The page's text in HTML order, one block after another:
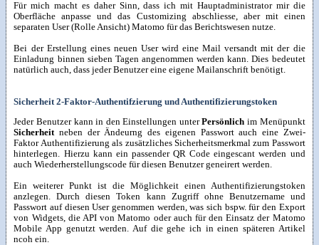
Für mich macht es daher Sinn, dass ich mit Hauptadministrator mir die
Oberfläche anpasse und das Customizing abschliesse, aber mit einen
separaten User (Rolle Ansicht) Matomo für das Berichtswesen nutze.
Bei der Erstellung eines neuen User wird eine Mail versandt mit der die
Einladung binnen sieben Tagen angenommen werden kann. Dies bedeutet
natürlich auch, dass jeder Benutzer eine eigene Mailanschrift benötigt.
Sicherheit 2-Faktor-Authentifzierung und Authentifizierungstoken
Jeder Benutzer kann in den Einstellungen unterPersönlich im Menüpunkt
Sicherheitneben der Ändeurng des eigenen Passwort auch eine Zwei-
Faktor Authentifizierung als zusätzliches Sicherheitsmerkmal zum Passwort
hinterlegen. Hierzu kann ein passender QR Code eingescant werden und
auch Wiederherstellungscode für diesen Benutzer geneirert werden.
Ein weiterer Punkt ist die Möglichkeit einen Authentifizierungstoken
anzlegen. Durch diesen Token kann Zugriff ohne Benutzername und
Passwort auf diesen User genommen werden, was sich bspw. für den Export
von Widgets, die API von Matomo oder auch für den Einsatz der Matomo
Mobile App genutzt werden. Auf die gehe ich in einen späteren Artikel
ncoh ein.